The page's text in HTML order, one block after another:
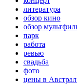
литература
обзор кино
обзор
парк
работа
ревью
свадьба
фото
цены в